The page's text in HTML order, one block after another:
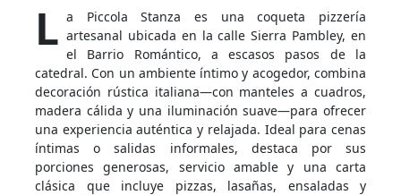
L a Piccola Stanza es una coqueta pizzería
artesanal ubicada en la calle Sierra Pambley, en
el Barrio Romántico, a escasos pasos de la
catedral. Con un ambiente íntimo y acogedor, combina
decoración rústica italiana—con manteles a cuadros,
madera cálida y una iluminación suave—para ofrecer
una experiencia auténtica y relajada. Ideal para cenas
íntimas o salidas informales, destaca por sus
porciones generosas, servicio amable y una carta
clásica que incluye pizzas, lasañas, ensaladas y